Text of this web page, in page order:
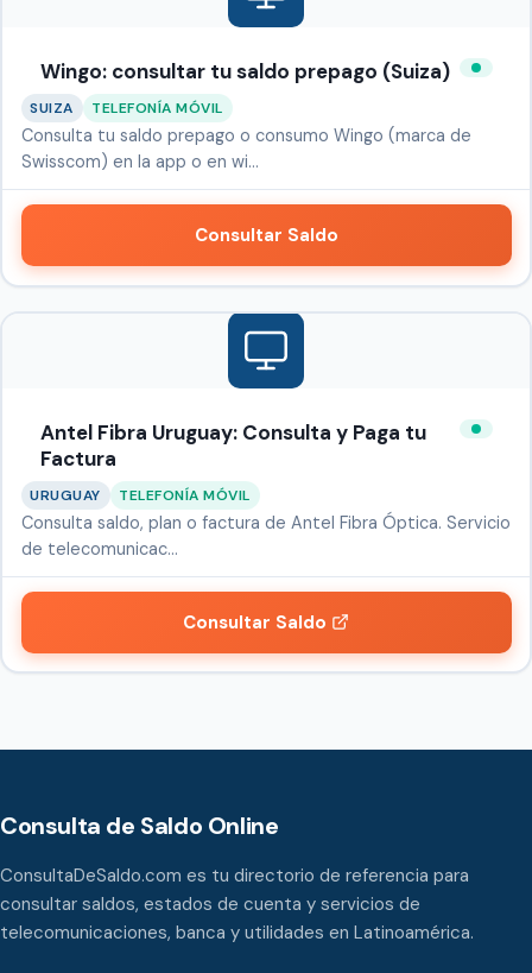
Wingo: consultar tu saldo prepago (Suiza)
SUIZA TELEFONÍA MÓVIL
Consulta tu saldo prepago o consumo Wingo (marca de
Swisscom) en la app o en wi…
Consultar Saldo
Antel Fibra Uruguay: Consulta y Paga tu
Factura
URUGUAY TELEFONÍA MÓVIL
Consulta saldo, plan o factura de Antel Fibra Óptica. Servicio
de telecomunicac…
Consultar Saldo
Consulta de Saldo Online
ConsultaDeSaldo.com es tu directorio de referencia para
consultar saldos, estados de cuenta y servicios de
telecomunicaciones, banca y utilidades en Latinoamérica.